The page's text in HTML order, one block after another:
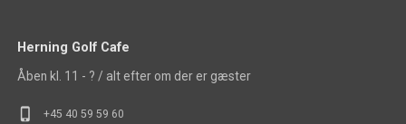
Herning Golf Cafe
Åben kl. 11 - ? / alt efter om der er gæster
phone_iphone +45 40 59 59 60